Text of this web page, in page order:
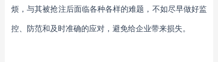
烦 ，与其被抢注后面临各种各样的难题，不如尽早做好监
控、防范和及时准确的应对，避免给企业带来损失。